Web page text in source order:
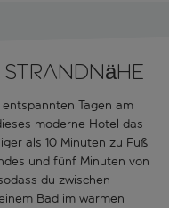
Tagen am
moderne Hotel das
als 10 Minuten zu Fuß
und fünf Minuten von
du zwischen
Bad im warmen